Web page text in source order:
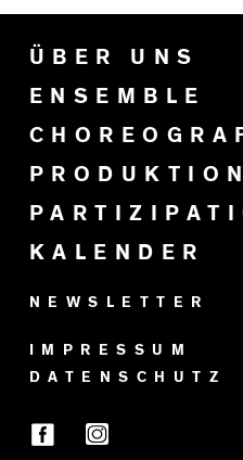
ÜBER UNS
ENSEMBLE
KALENDER
NEWSLETTER
IMPRESSUM
DATENSCHUTZ